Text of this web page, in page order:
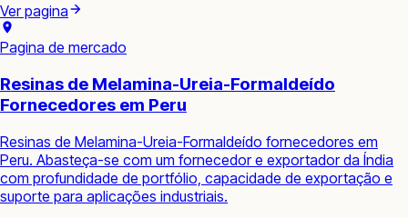
Ver pagina
Pagina de mercado
Resinas de Melamina-Ureia-Formaldeído
Fornecedores em Peru
Resinas de Melamina-Ureia-Formaldeído fornecedores em
Peru. Abasteça-se com um fornecedor e exportador da Índia
com profundidade de portfólio, capacidade de exportação e
suporte para aplicações industriais.